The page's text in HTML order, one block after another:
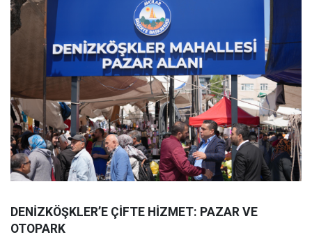
DENİZKÖŞKLER’E ÇİFTE HİZMET: PAZAR VE
OTOPARK